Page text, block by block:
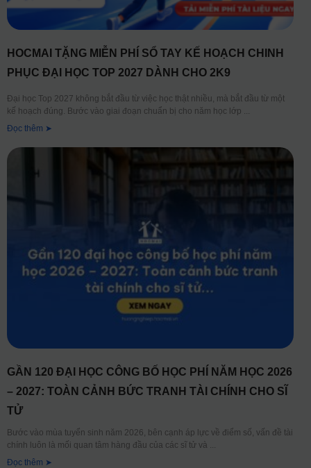
HOCMAI TẶNG MIỄN PHÍ SỔ TAY KẾ HOẠCH CHINH
PHỤC ĐẠI HỌC TOP 2027 DÀNH CHO 2K9
Đại học Top 2027 không bắt đầu từ việc học thật nhiều, mà bắt đầu từ một
kế hoạch đúng. Bước vào giai đoạn chuẩn bị cho năm học lớp
Đọc thêm ➤
GẦN 120 ĐẠI HỌC CÔNG BỐ HỌC PHÍ NĂM HỌC 2026
– 2027: TOÀN CẢNH BỨC TRANH TÀI CHÍNH CHO SĨ
TỬ
Bước vào mùa tuyển sinh năm 2026, bên cạnh áp lực về điểm số, vấn đề tài
chính luôn là mối quan tâm hàng đầu của các sĩ tử và
Đọc thêm ➤